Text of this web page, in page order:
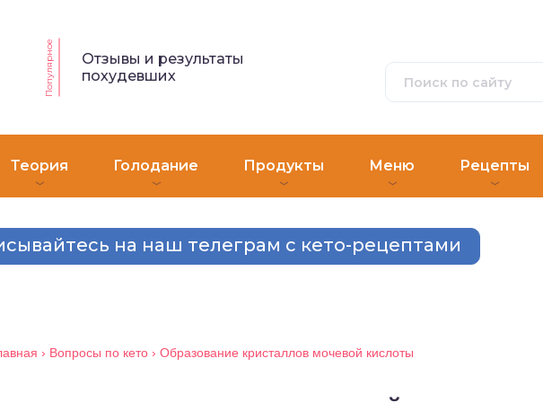
Популярное
Отзывы и результаты
похудевших
Теория Голодание Продукты Меню Рецепты
на наш телеграм с кето-рецептами
› Вопросы по кето› Образование кристаллов мочевой кислоты